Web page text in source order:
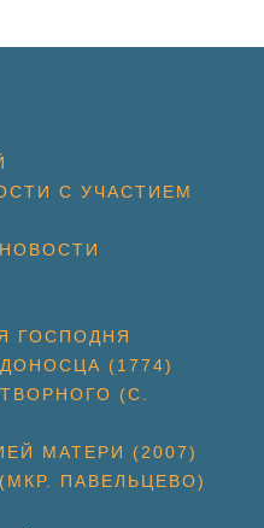
С УЧАСТИЕМ
ГОСПОДНЯ
(1774)
(С.
МАТЕРИ (2007)
ПАВЕЛЬЦЕВО)